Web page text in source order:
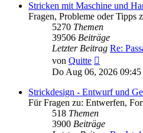
Stricken mit Maschine und
Fragen, Probleme oder Tipps
5270 Themen
39506 Beiträge
Letzter Beitrag Re:
von Quitte
Beitrag
Do Aug 06, 2026 09:45
Strickdesign - Entwurf und
Für Fragen zu: Entwerfen,
518 Themen
3900 Beiträge